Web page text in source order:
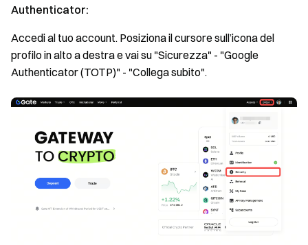
Authenticator:
Accedi al tuo account. Posiziona il cursore sull’icona del
profilo in alto a destra e vai su "Sicurezza" - "Google
Authenticator (TOTP)" - "Collega subito".